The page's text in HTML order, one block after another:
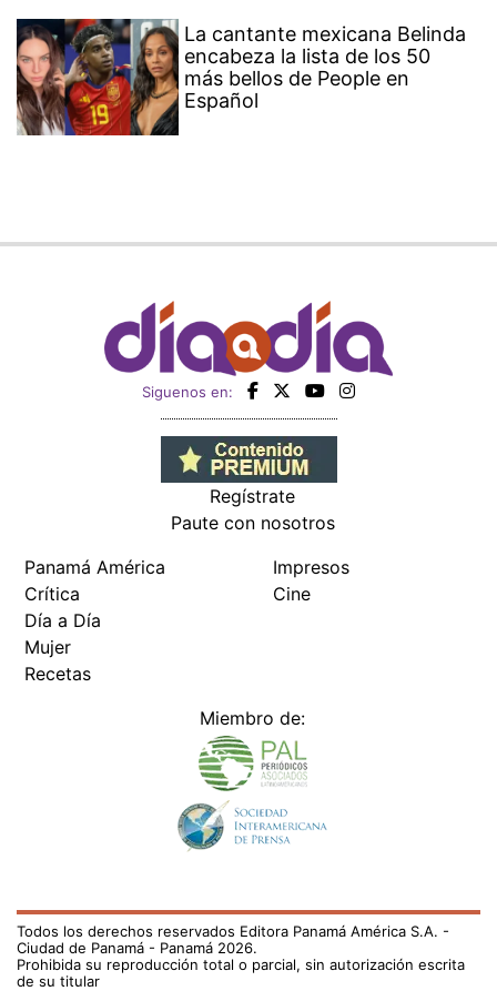
La cantante mexicana Belinda
encabeza la lista de los 50
más bellos de People en
Español
Siguenos en:
Regístrate
Paute con nosotros
Panamá América
Crítica
Día a Día
Mujer
Recetas
Impresos
Cine
Miembro de:
Todos los derechos reservados Editora Panamá América S.A. -
Ciudad de Panamá - Panamá 2026.
Prohibida su reproducción total o parcial, sin autorización escrita
de su titular